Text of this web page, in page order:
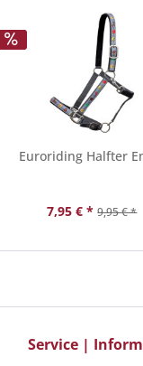
Euroriding Halfter
7,95 € * 9,95 € *
Service |